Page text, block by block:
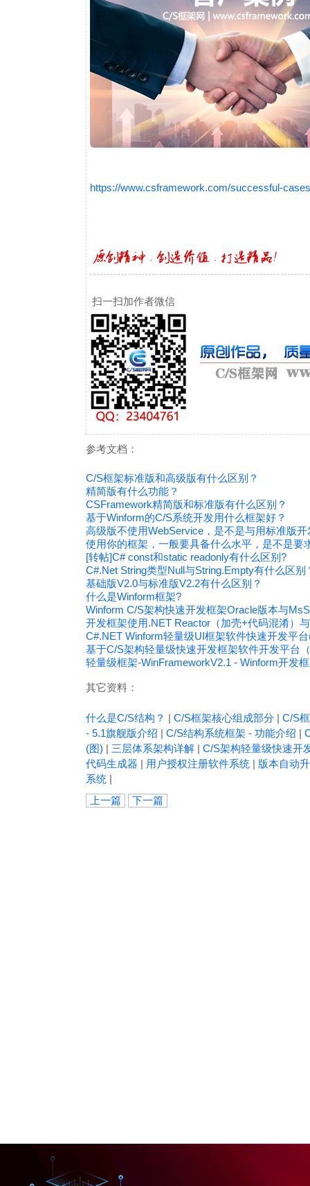
https://www.csframework.com/successful-
扫一扫加作者微信
参考文档：
C/S框架标准版和高级版有什么区别？
精简版有什么功能？
CSFramework精简版和标准版有什么区别？
基于Winform的C/S系统开发用什么框架好？
高级版不使用WebService，是不是与用标准版
使用你的框架，一般要具备什么水平，是不是要
[转帖]C# const和static readonly有什么区别?
C#.Net String类型Null与String.Empty有什么区别
基础版V2.0与标准版V2.2有什么区别？
什么是Winform框架?
Winform C/S架构快速开发框架Oracle版本与
开发框架使用.NET Reactor（加壳+代码混淆）
C#.NET Winform轻量级UI框架软件快速开发平
基于C/S架构轻量级快速开发框架软件开发平台
轻量级框架-WinFrameworkV2.1 - Winform开发
其它资料：
什么是C/S结构？ | C/S框架核心组成部分 | C/S
- 5.1旗舰版介绍 | C/S结构系统框架 - 功能介绍 |
(图) | 三层体系架构详解 | C/S架构轻量级快速开
代码生成器 | 用户授权注册软件系统 | 版本自动
系统 |
上一篇
下一篇